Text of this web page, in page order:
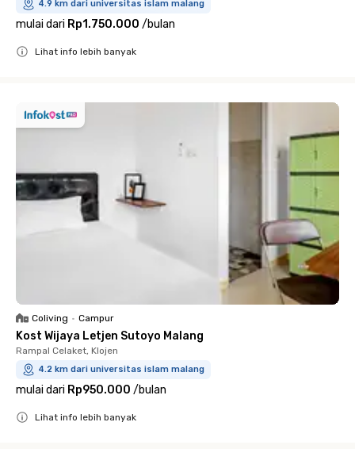
4.9 km dari universitas islam malang
mulai dari Rp1.750.000 /bulan
Lihat info lebih banyak
Coliving • Campur
Kost Wijaya Letjen Sutoyo Malang
Rampal Celaket, Klojen
4.2 km dari universitas islam malang
mulai dari Rp950.000 /bulan
Lihat info lebih banyak